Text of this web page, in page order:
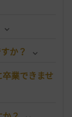
か？
業できませ